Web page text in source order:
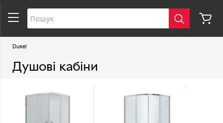
Dusel
Душові кабіни